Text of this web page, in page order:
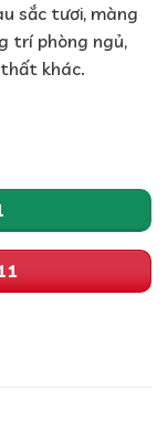
sắc tươi, màng
trí phòng ngủ,
khác.